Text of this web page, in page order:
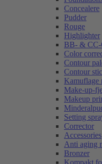
Concealere
Pudder
Rouge
Highlighter
BB- & CC-
Color
Contour
Contour
Kamuflage
Make-up-
Makeup
Setting
Corrector
Accessories
Anti aging
Bronzer
Kompakt